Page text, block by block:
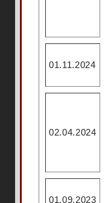
01.11.2024
02.04.2024
01.09.2023